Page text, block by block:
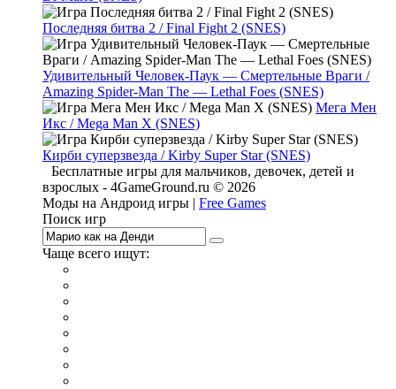
Последняя битва 2 / Final Fight 2 (SNES)
Удивительный Человек-Паук — Смертельные Враги /
Amazing Spider-Man The — Lethal Foes (SNES)
Мега Мен
Икс / Mega Man X (SNES)
Кирби суперзвезда / Kirby Super Star (SNES)
Бесплатные игры для мальчиков, девочек, детей и
взрослых - 4GameGround.ru © 2026
Моды на Андроид игры | Free Games
Поиск игр
Чаще всего ищут: